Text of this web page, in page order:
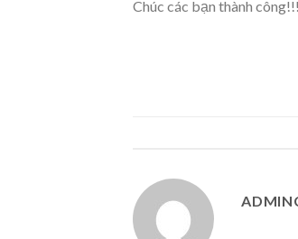
Chúc các bạn thành công!!!